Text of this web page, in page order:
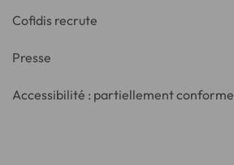
Cofidis recrute
Presse
Accessibilité : partiellement conforme